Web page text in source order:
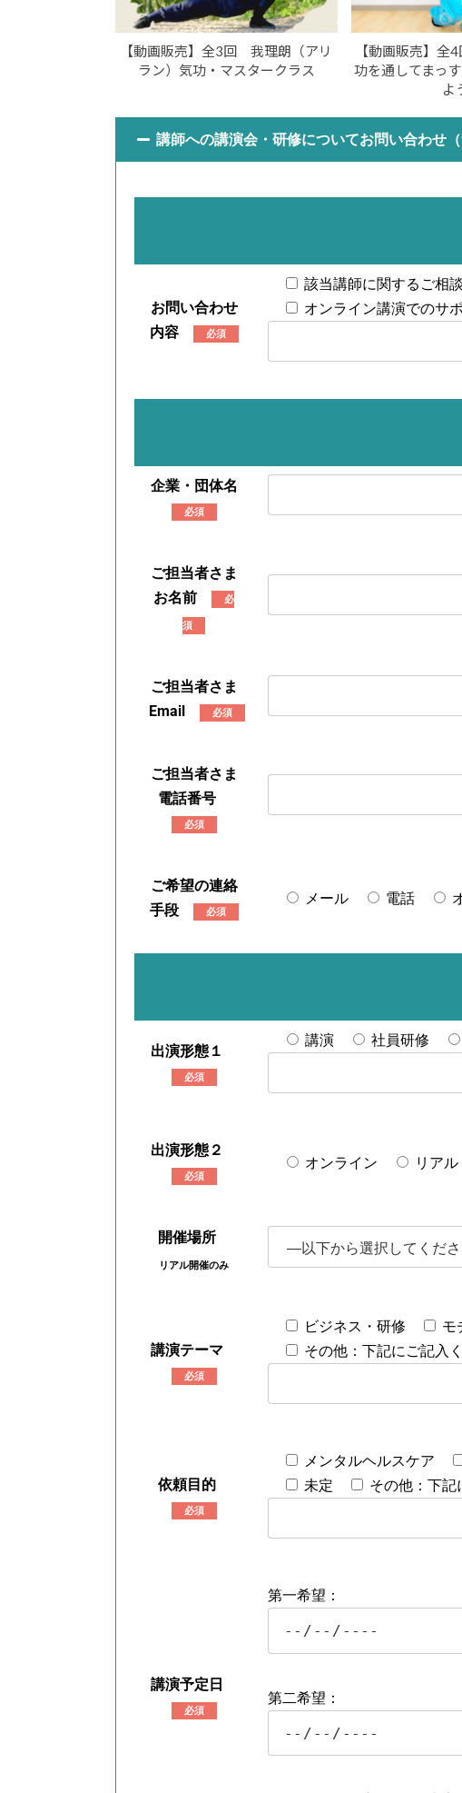
【動画販売】全3回 我理朗（アリ
ラン）気功・マスタークラス
【動画販売】
功を通してまっ
よ
講師への講演会・研修についてお問い合わせ
お問い合わせ
内容
必須
該当講師に関するご相談
オンライン講演でのサ
企業・団体名
必須
ご担当者さま
お名前
必
須
ご担当者さま
Email
必須
ご担当者さま
電話番号
必須
ご希望の連絡
手段
必須
メール 電話
出演形態１
必須
講演 社員研修
出演形態２
必須
オンライン リアル
開催場所
リアル開催のみ
講演テーマ
必須
ビジネス・研修 モ
その他：下記にご記入
依頼目的
必須
メンタルヘルスケア
未定
その他：下記
講演予定日
必須
第一希望：
第二希望：